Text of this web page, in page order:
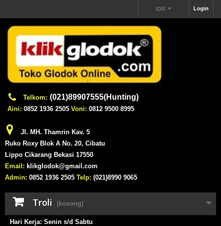
Login
IDR
Telkom: (021)89907555(Hunting)
Aini: 0852 1936 2505 Voni: 0812 9500 8995
Jl. MH. Thamrin Kav. 5
Ruko Roxy Blok A No. 20, Cibatu
Lippo Cikarang Bekasi 17550
Email: klikglodok@gmail.com
Admin: 0852 1936 2505 Telp: (021)8990 9065
Troli (kosong)
Hari Kerja: Senin s/d Sabtu